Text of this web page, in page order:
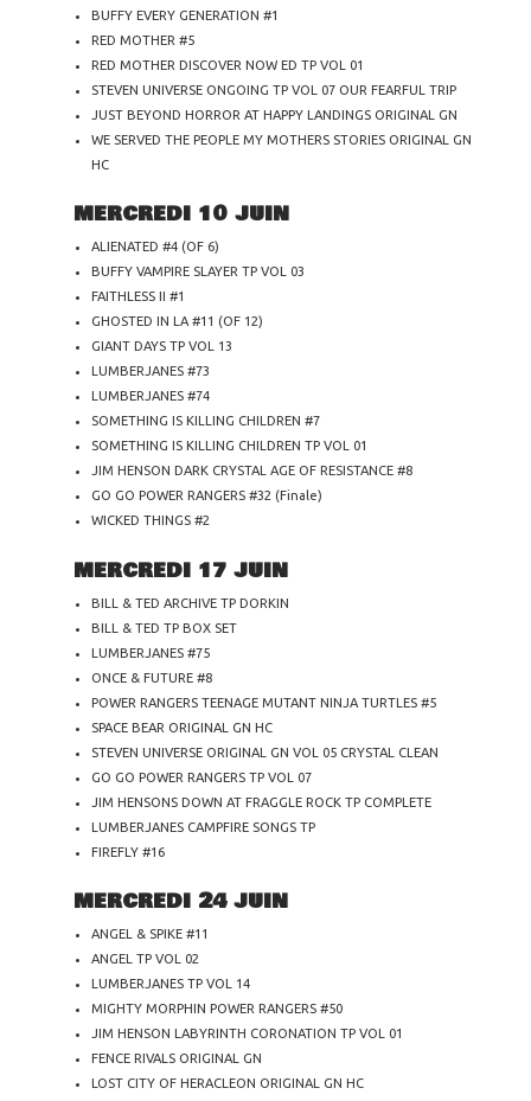
BUFFY EVERY GENERATION #1
RED MOTHER #5
RED MOTHER DISCOVER NOW ED TP VOL 01
STEVEN UNIVERSE ONGOING TP VOL 07 OUR FEARFUL TRIP
JUST BEYOND HORROR AT HAPPY LANDINGS ORIGINAL GN
WE SERVED THE PEOPLE MY MOTHERS STORIES ORIGINAL GN
HC
MERCREDI 10 JUIN
ALIENATED #4 (OF 6)
BUFFY VAMPIRE SLAYER TP VOL 03
FAITHLESS II #1
GHOSTED IN LA #11 (OF 12)
GIANT DAYS TP VOL 13
LUMBERJANES #73
LUMBERJANES #74
SOMETHING IS KILLING CHILDREN #7
SOMETHING IS KILLING CHILDREN TP VOL 01
JIM HENSON DARK CRYSTAL AGE OF RESISTANCE #8
GO GO POWER RANGERS #32 (Finale)
WICKED THINGS #2
MERCREDI 17 JUIN
BILL & TED ARCHIVE TP DORKIN
BILL & TED TP BOX SET
LUMBERJANES #75
ONCE & FUTURE #8
POWER RANGERS TEENAGE MUTANT NINJA TURTLES #5
SPACE BEAR ORIGINAL GN HC
STEVEN UNIVERSE ORIGINAL GN VOL 05 CRYSTAL CLEAN
GO GO POWER RANGERS TP VOL 07
JIM HENSONS DOWN AT FRAGGLE ROCK TP COMPLETE
LUMBERJANES CAMPFIRE SONGS TP
FIREFLY #16
MERCREDI 24 JUIN
ANGEL & SPIKE #11
ANGEL TP VOL 02
LUMBERJANES TP VOL 14
MIGHTY MORPHIN POWER RANGERS #50
JIM HENSON LABYRINTH CORONATION TP VOL 01
FENCE RIVALS ORIGINAL GN
LOST CITY OF HERACLEON ORIGINAL GN HC